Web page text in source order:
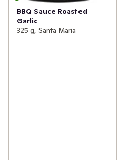
BBQ Sauce Roasted
Garlic
325 g, Santa Maria